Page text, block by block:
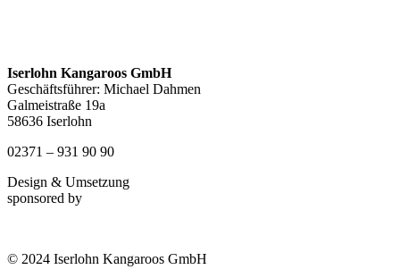
Iserlohn Kangaroos GmbH
Geschäftsführer: Michael Dahmen
Galmeistraße 19a
58636 Iserlohn
02371 – 931 90 90
Design & Umsetzung
sponsored by
© 2024 Iserlohn Kangaroos GmbH